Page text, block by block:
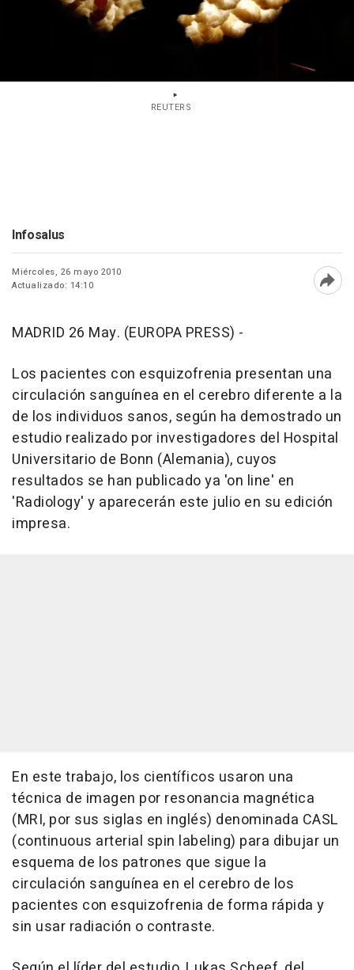
REUTERS
Infosalus
Miércoles, 26 mayo 2010
Actualizado: 14:10
MADRID 26 May. (EUROPA PRESS) -
Los pacientes con esquizofrenia presentan una
circulación sanguínea en el cerebro diferente a la
de los individuos sanos, según ha demostrado un
estudio realizado por investigadores del Hospital
Universitario de Bonn (Alemania), cuyos
resultados se han publicado ya 'on line' en
'Radiology' y aparecerán este julio en su edición
impresa.
En este trabajo, los científicos usaron una
técnica de imagen por resonancia magnética
(MRI, por sus siglas en inglés) denominada CASL
(continuous arterial spin labeling) para dibujar un
esquema de los patrones que sigue la
circulación sanguínea en el cerebro de los
pacientes con esquizofrenia de forma rápida y
sin usar radiación o contraste.